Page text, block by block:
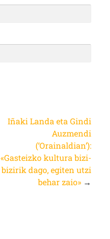
Iñaki Landa eta Gindi
Auzmendi
(‘Orainaldian’):
«Gasteizko kultura bizi-
bizirik dago, egiten utzi
behar zaio» →